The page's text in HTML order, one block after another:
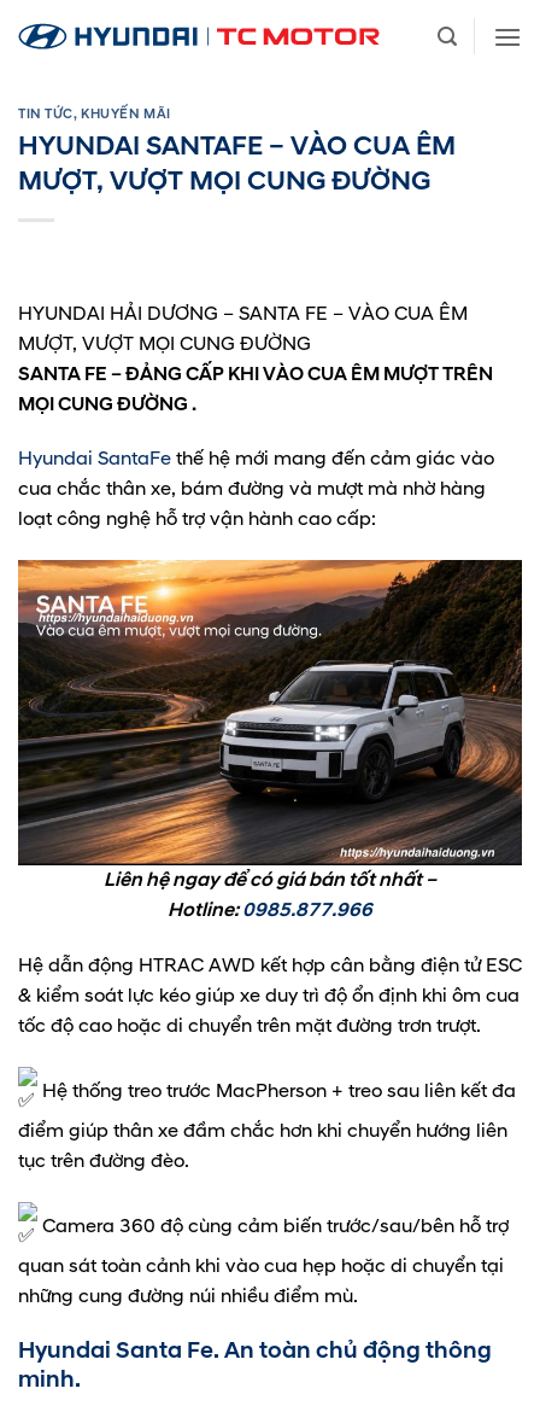
qua
dungTIN TỨC,KHUYẾN MÃI
HYUNDAI SANTAFE – VÀO CUA ÊM
MƯỢT, VƯỢT MỌI CUNG ĐƯỜNG
HYUNDAI HẢI DƯƠNG – SANTA FE – VÀO CUA ÊM
MƯỢT, VƯỢT MỌI CUNG ĐƯỜNG
SANTA FE – ĐẢNG CẤP KHI VÀO CUA ÊM MƯỢT TRÊN
MỌI CUNG ĐƯỜNG .
Hyundai SantaFe thế hệ mới mang đến cảm giác vào
cua chắc thân xe, bám đường và mượt mà nhờ hàng
loạt công nghệ hỗ trợ vận hành cao cấp:
Liên hệ ngay để có giá bán tốt nhất –
Hotline:0985.877.966
Hệ dẫn động HTRAC AWD kết hợp cân bằng điện tử ESC
& kiểm soát lực kéo giúp xe duy trì độ ổn định khi ôm cua
tốc độ cao hoặc di chuyển trên mặt đường trơn trượt.
Hệ thống treo trước MacPherson + treo sau liên kết đa
điểm giúp thân xe đầm chắc hơn khi chuyển hướng liên
tục trên đường đèo.
Camera 360 độ cùng cảm biến trước/sau/bên hỗ trợ
quan sát toàn cảnh khi vào cua hẹp hoặc di chuyển tại
những cung đường núi nhiều điểm mù.
Hyundai Santa Fe. An toàn chủ động thông
minh.